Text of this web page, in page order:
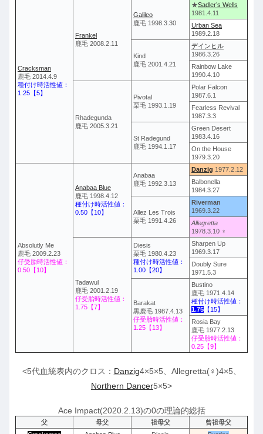
Cracksman
鹿毛 2014.4.9
種付け時活性値：
1.25【5】
Frankel
鹿毛 2008.2.11
Galileo
鹿毛 1998.3.30
★Sadler’s Wells
1981.4.11
Urban Sea
1989.2.18
Kind
鹿毛 2001.4.21
デインヒル
1986.3.26
Rainbow Lake
1990.4.10
Rhadegunda
鹿毛 2005.3.21
Pivotal
栗毛 1993.1.19
Polar Falcon
1987.6.1
Fearless Revival
1987.3.3
St Radegund
鹿毛 1994.1.17
Green Desert
1983.4.16
On the House
1979.3.20
Absolutly Me
鹿毛 2009.2.23
仔受胎時活性値：
0.50【10】
Anabaa Blue
鹿毛 1998.4.12
種付け時活性値：
0.50【10】
Anabaa
鹿毛 1992.3.13
Danzig 1977.2.12
Balbonella
1984.3.27
Allez Les Trois
栗毛 1991.4.26
Riverman
1969.3.22
Allegretta
1978.3.10 ♀
Tadawul
鹿毛 2001.2.19
仔受胎時活性値：
1.75【7】
Diesis
栗毛 1980.4.23
種付け時活性値：
1.00【20】
Sharpen Up
1969.3.17
Doubly Sure
1971.5.3
Barakat
黒鹿毛 1987.4.13
仔受胎時活性値：
1.25【13】
Bustino
鹿毛 1971.4.14
種付け時活性値：
1.75 【15】
Rosia Bay
鹿毛 1977.2.13
仔受胎時活性値：
0.25【9】
<5代血統表内のクロス： Danzig4×5×5、Allegretta(♀)4×5、
Northern Dancer5×5>
Ace Impact(2020.2.13)の0の理論的総括
父 母父 祖母父
曾祖母父